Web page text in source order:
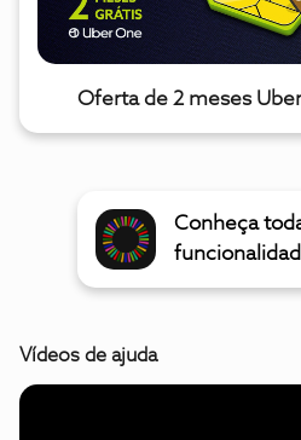
Oferta de 2 meses
Conheça
Vídeos de ajuda